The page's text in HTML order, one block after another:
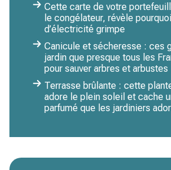
Cette carte de votre
le congélateur, révèle
d’électricité grimpe
Canicule et sécheresse : ces
jardin que presque tous les
pour sauver arbres et arbustes
Terrasse brûlante : cette
adore le plein soleil et cache
parfumé que les jardiniers